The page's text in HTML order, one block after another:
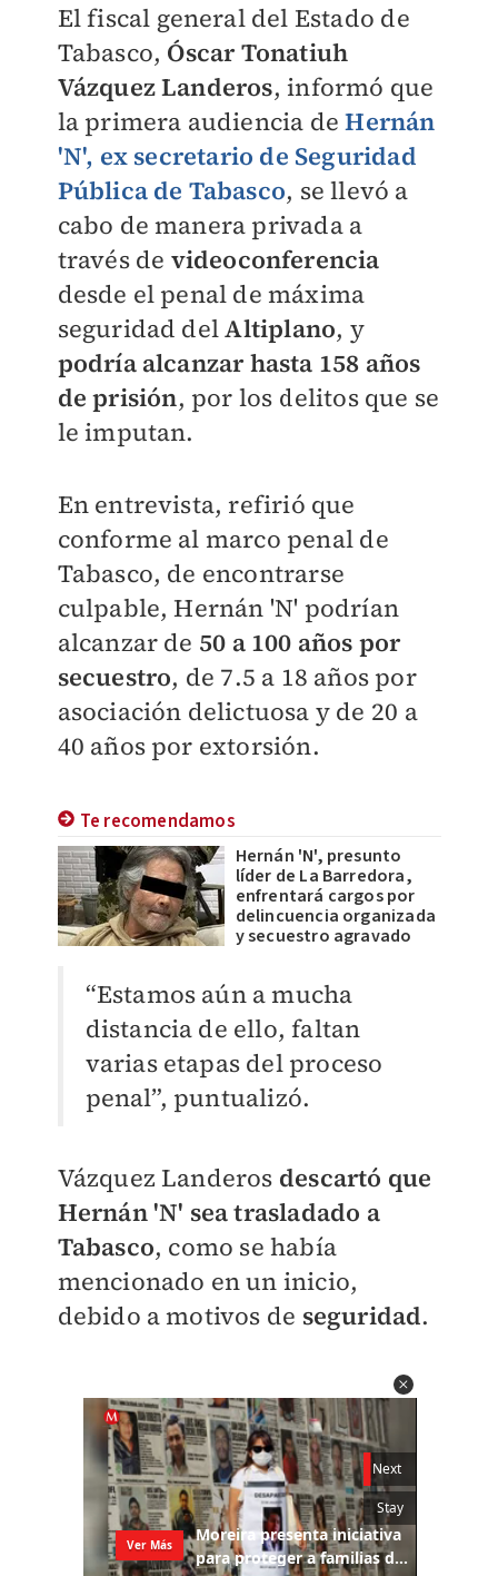
El fiscal general del Estado de
Tabasco, Óscar Tonatiuh
Vázquez Landeros, informó que
la primera audiencia deHernán
'N', ex secretario de Seguridad
Pública de Tabasco, se llevó a
cabo de manera privada a
través de videoconferencia
desde el penal de máxima
seguridad delAltiplano, y
podría alcanzar hasta 158 años
de prisión, por los delitos que se
le imputan.
En entrevista, refirió que
conforme al marco penal de
Tabasco, de encontrarse
culpable, Hernán 'N' podrían
alcanzar de 50 a 100 años por
secuestro, de 7.5 a 18 años por
asociación delictuosa y de 20 a
40 años por extorsión.
Te recomendamos
Hernán 'N', presunto
líder de La Barredora,
enfrentará cargos por
delincuencia organizada
y secuestro agravado
“Estamos aún a mucha
distancia de ello, faltan
varias etapas del proceso
penal”, puntualizó.
Vázquez Landeros descartó que
Hernán 'N' sea trasladado a
Tabasco, como se había
mencionado en un inicio,
debido a motivos de seguridad.